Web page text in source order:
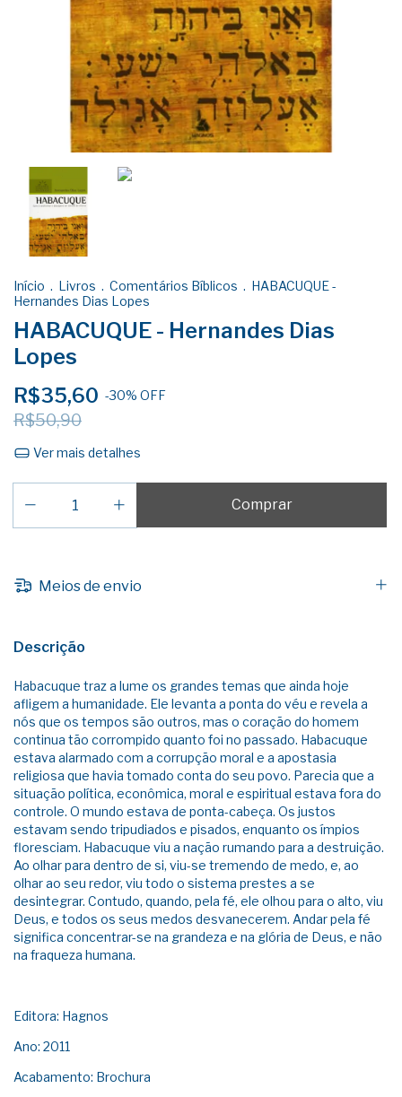
Início . Livros . Comentários Bíblicos . HABACUQUE -
Hernandes Dias Lopes
HABACUQUE - Hernandes Dias
Lopes
R$35,60 -30% OFF
R$50,90
Ver mais detalhes
Meios de envio
Descrição
Habacuque traz a lume os grandes temas que ainda hoje
afligem a humanidade. Ele levanta a ponta do véu e revela a
nós que os tempos são outros, mas o coração do homem
continua tão corrompido quanto foi no passado. Habacuque
estava alarmado com a corrupção moral e a apostasia
religiosa que havia tomado conta do seu povo. Parecia que a
situação política, econômica, moral e espiritual estava fora do
controle. O mundo estava de ponta-cabeça. Os justos
estavam sendo tripudiados e pisados, enquanto os ímpios
floresciam. Habacuque viu a nação rumando para a destruição.
Ao olhar para dentro de si, viu-se tremendo de medo, e, ao
olhar ao seu redor, viu todo o sistema prestes a se
desintegrar. Contudo, quando, pela fé, ele olhou para o alto, viu
Deus, e todos os seus medos desvanecerem. Andar pela fé
significa concentrar-se na grandeza e na glória de Deus, e não
na fraqueza humana.
Editora: Hagnos
Ano: 2011
Acabamento: Brochura